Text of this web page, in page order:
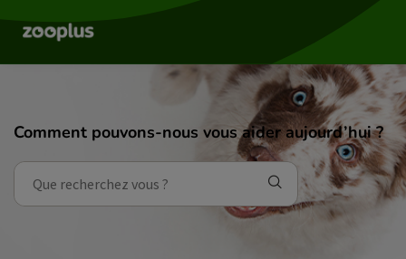
Comment pouvons-nous vous aider aujourd’hui ?